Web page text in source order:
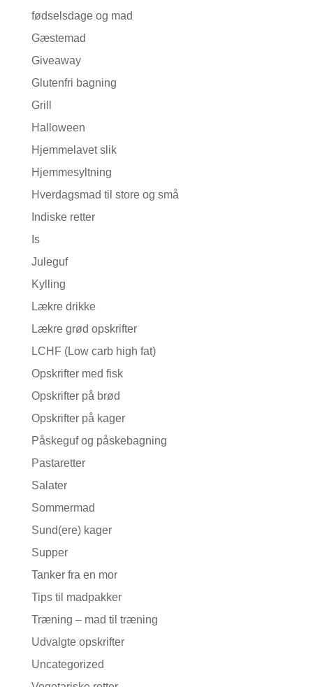
fødselsdage og mad
Gæstemad
Giveaway
Glutenfri bagning
Grill
Halloween
Hjemmelavet slik
Hjemmesyltning
Hverdagsmad til store og små
Indiske retter
Is
Juleguf
Kylling
Lækre drikke
Lækre grød opskrifter
LCHF (Low carb high fat)
Opskrifter med fisk
Opskrifter på brød
Opskrifter på kager
Påskeguf og påskebagning
Pastaretter
Salater
Sommermad
Sund(ere) kager
Supper
Tanker fra en mor
Tips til madpakker
Træning – mad til træning
Udvalgte opskrifter
Uncategorized